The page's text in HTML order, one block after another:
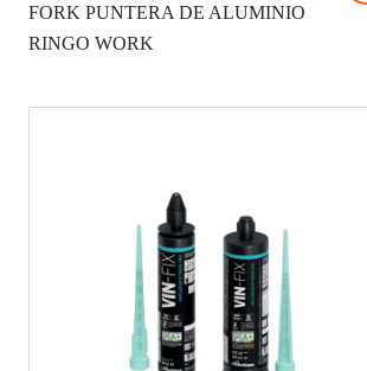
FORK PUNTERA DE ALUMINIO
RINGO WORK